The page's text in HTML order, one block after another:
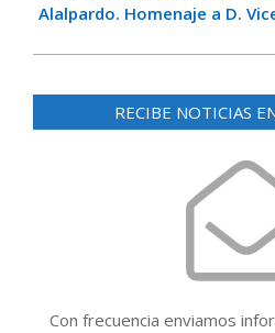
Alalpardo. Homenaje a D.
RECIBE NOTICIAS
Con frecuencia enviamos